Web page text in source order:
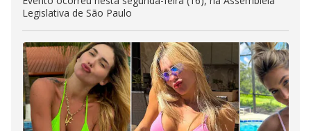
Legislativa de São Paulo